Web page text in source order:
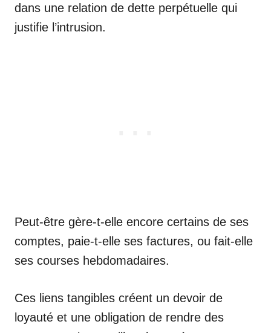
dans une relation de dette perpétuelle qui
justifie l’intrusion.
Peut-être gère-t-elle encore certains de ses
comptes, paie-t-elle ses factures, ou fait-elle
ses courses hebdomadaires.
Ces liens tangibles créent un devoir de
loyauté et une obligation de rendre des